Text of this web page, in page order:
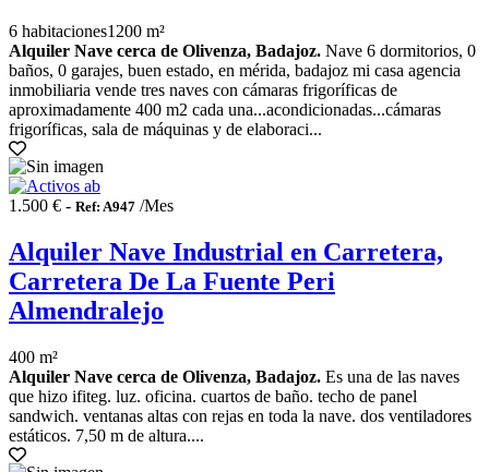
6 habitaciones1200 m²
Alquiler Nave cerca de Olivenza, Badajoz. Nave 6 dormitorios, 0
baños, 0 garajes, buen estado, en mérida, badajoz mi casa agencia
inmobiliaria vende tres naves con cámaras frigoríficas de
aproximadamente 400 m2 cada una...acondicionadas...cámaras
frigoríficas, sala de máquinas y de elaboraci...
1.500 € - Ref: A947 /Mes
Alquiler Nave Industrial en Carretera,
Carretera De La Fuente Peri
Almendralejo
400 m²
Alquiler Nave cerca de Olivenza, Badajoz. Es una de las naves
que hizo ifiteg. luz. oficina. cuartos de baño. techo de panel
sandwich. ventanas altas con rejas en toda la nave. dos ventiladores
estáticos. 7,50 m de altura....